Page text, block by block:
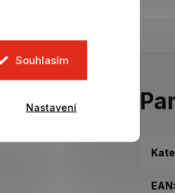
Souhlasím
Nastavení
EAN :